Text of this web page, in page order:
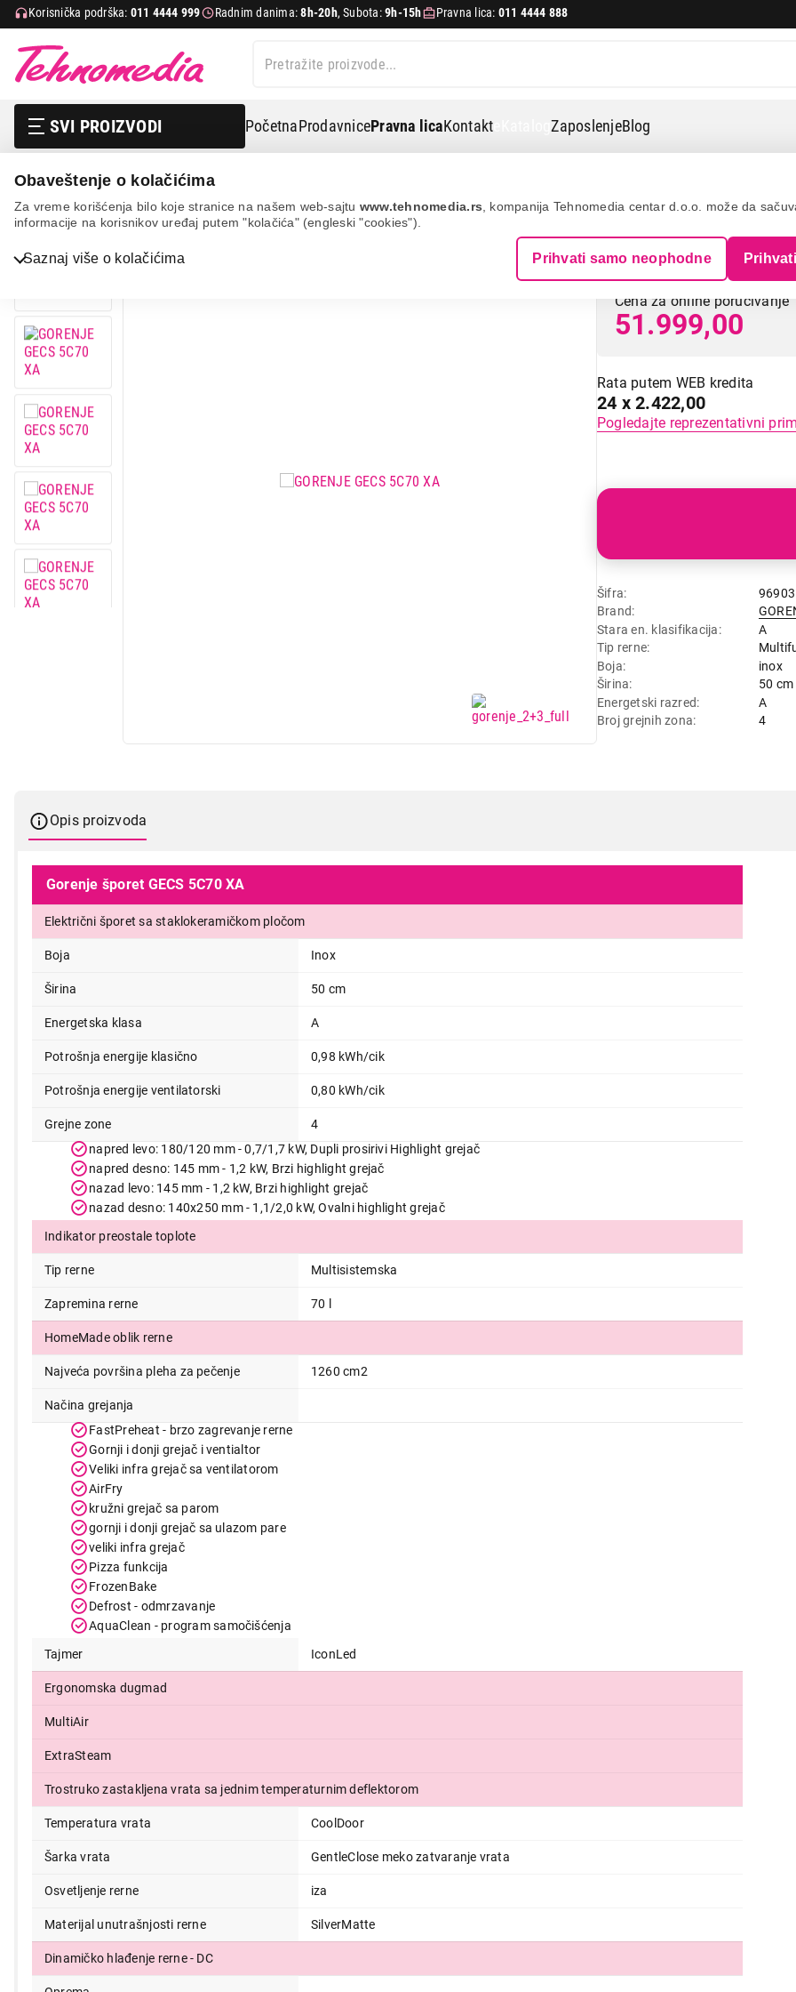
Obaveštenje o kolačićima
Za vreme korišćenja bilo koje stranice na našem web-sajtu www.tehnomedia.rs , kompanija Tehnomedia centar d.o.o. može da
informacije na korisnikov uređaj putem "kolačića" (engleski "cookies").
Saznaj više o kolačićima Prihvati samo neophodne
Korisnička podrška: 011 4444 999 Radnim danima:8h-20h, Subota:9h-15h Pravna lica: 011 4444 888
SVI PROIZVODI PočetnaProdavnicePravna licaKontakt eKatalogZaposlenjeBlog
Bela tehnika
TV, audio, video i foto
Mali kućni aparati
Grejanje i hlađenje
Sport i putovanje
Sve za kuću i baštu
Bela tehnika Šporeti
GORENJE GECS
Cena za online poručivanje
51.999,00
Rata putem WEB kredita
24 x 2.422,00
Pogledajte reprezentativni
Šifra
96903
Brand
Stara en. klasifikacija
A
Tip rerne
Boja
inox
Širina
50 cm
Energetski razred
A
Broj grejnih zona
4
Opis proizvoda
Gorenje šporet GECS 5C70 XA
Električni šporet sa staklokeramičkom pločom
Boja Inox
Širina 50 cm
Energetska klasa A
Potrošnja energije klasično 0,98 kWh/cik
Potrošnja energije ventilatorski 0,80 kWh/cik
Grejne zone
4
napred levo: 180/120 mm - 0,7/1,7 kW, Dupli prosirivi Highlight grejač
napred desno: 145 mm - 1,2 kW, Brzi highlight grejač
nazad levo: 145 mm - 1,2 kW, Brzi highlight grejač
nazad desno: 140x250 mm - 1,1/2,0 kW, Ovalni highlight grejač
Indikator preostale toplote
Tip rerne Multisistemska
Zapremina rerne 70 l
HomeMade oblik rerne
Najveća površina pleha za pečenje 1260 cm2
Načina grejanja
FastPreheat - brzo zagrevanje rerne
Gornji i donji grejač i ventialtor
Veliki infra grejač sa ventilatorom
AirFry
kružni grejač sa parom
gornji i donji grejač sa ulazom pare
veliki infra grejač
Pizza funkcija
FrozenBake
Defrost - odmrzavanje
AquaClean - program samočišćenja
Tajmer
IconLed
Ergonomska dugmad
MultiAir
ExtraSteam
Trostruko zastakljena vrata sa jednim temperaturnim deflektorom
Temperatura vrata CoolDoor
Šarka vrata GentleClose meko zatvaranje vrata
Osvetljenje rerne iza
Materijal unutrašnjosti rerne SilverMatte
Dinamičko hlađenje rerne - DC
51.999,00
GORENJE GECS 5C70 XA
Proizvod je dodat u korpu.